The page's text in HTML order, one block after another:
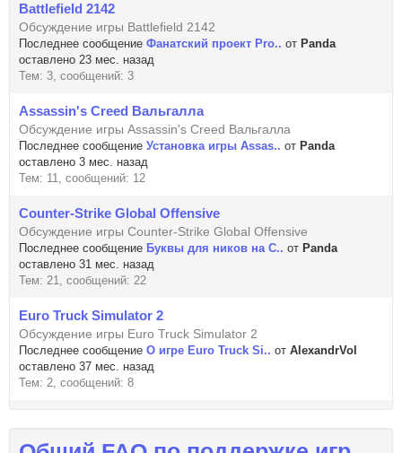
Battlefield 2142
Обсуждение игры Battlefield 2142
Последнее сообщение Фанатский проект Pro.. от Panda
оставлено 23 мес. назад
Тем: 3, сообщений: 3
Assassin's Creed Вальгалла
Обсуждение игры Assassin's Creed Вальгалла
Последнее сообщение Установка игры Assas.. от Panda
оставлено 3 мес. назад
Тем: 11, сообщений: 12
Counter-Strike Global Offensive
Обсуждение игры Counter-Strike Global Offensive
Последнее сообщение Буквы для ников на C.. от Panda
оставлено 31 мес. назад
Тем: 21, сообщений: 22
Euro Truck Simulator 2
Обсуждение игры Euro Truck Simulator 2
Последнее сообщение О игре Euro Truck Si.. от AlexandrVol
оставлено 37 мес. назад
Тем: 2, сообщений: 8